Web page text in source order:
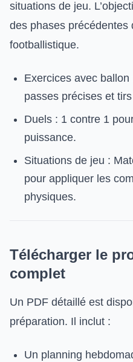
situations de jeu.
des phases précédentes
footballistique.
Exercices avec
passes précises et
Duels : 1 contre 1
puissance.
Situations de jeu :
pour appliquer les
physiques.
Télécharger le
complet
Un PDF détaillé est
préparation. Il inclut :
Un planning